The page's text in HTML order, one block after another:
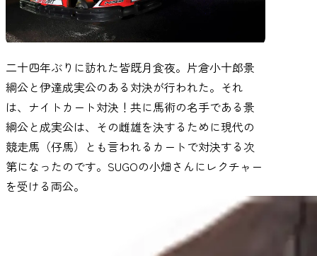
二十四年ぶりに訪れた皆既月食夜。片倉小十郎景
綱公と伊達成実公のある対決が行われた。それ
は、ナイトカート対決！共に馬術の名手である景
綱公と成実公は、その雌雄を決するために現代の
競走馬（仔馬）とも言われるカートで対決する次
第になったのです。SUGOの小畑さんにレクチャー
を受ける両公。